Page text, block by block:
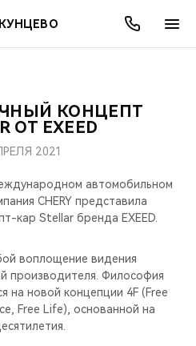
CHERY
СЕРВИСЫКОНЦЕПТ
ОТ EXEED
2021
автомобильном
CHERY представила
кар Stellar бренда EXEED.
воплощение видения
производителя. Философия
на новой концепции 4F (Free
Free Life), основанной на